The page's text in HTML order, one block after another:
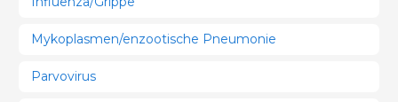
Mykoplasmen/enzootische Pneumonie
Parvovirus